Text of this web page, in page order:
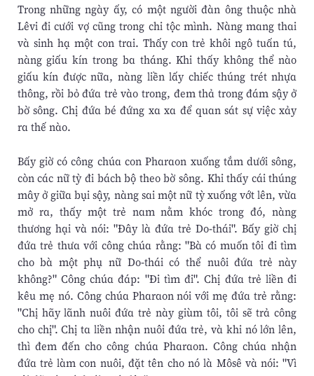
Trong những ngày ấy, có một người đàn ông thuộc nhà
Lêvi đi cưới vợ cũng trong chi tộc mình. Nàng mang thai
và sinh hạ một con trai. Thấy con trẻ khôi ngô tuấn tú,
nàng giấu kín trong ba tháng. Khi thấy không thể nào
giấu kín được nữa, nàng liền lấy chiếc thúng trét nhựa
thông, rồi bỏ đứa trẻ vào trong, đem thả trong đám sậy ở
bờ sông. Chị đứa bé đứng xa xa để quan sát sự việc xảy
ra thế nào.
Bấy giờ có công chúa con Pharaon xuống tắm dưới sông,
còn các nữ tỳ đi bách bộ theo bờ sông. Khi thấy cái thúng
mây ở giữa bụi sậy, nàng sai một nữ tỳ xuống vớt lên, vừa
mở ra, thấy một trẻ nam nằm khóc trong đó, nàng
thương hại và nói: "Ðây là đứa trẻ Do-thái". Bấy giờ chị
đứa trẻ thưa với công chúa rằng: "Bà có muốn tôi đi tìm
cho bà một phụ nữ Do-thái có thể nuôi đứa trẻ này
không?" Công chúa đáp: "Ði tìm đi". Chị đứa trẻ liền đi
kêu mẹ nó. Công chúa Pharaon nói với mẹ đứa trẻ rằng:
"Chị hãy lãnh nuôi đứa trẻ này giùm tôi, tôi sẽ trả công
cho chị". Chị ta liền nhận nuôi đứa trẻ, và khi nó lớn lên,
thì đem đến cho công chúa Pharaon. Công chúa nhận
đứa trẻ làm con nuôi, đặt tên cho nó là Môsê và nói: "Vì